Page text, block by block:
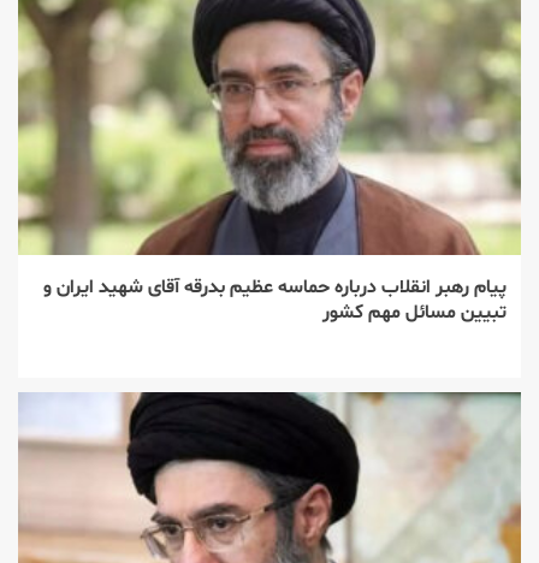
پیام رهبر انقلاب درباره حماسه عظیم بدرقه آقای شهید ایران و
تبیین مسائل مهم کشور